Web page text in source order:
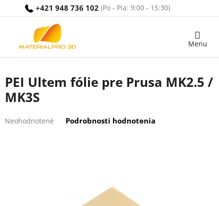
+421 948 736 102
Nákupný
PEI Ultem fólie pre Prusa MK2.5 /
MK3S
hodnotenie
Neohodnotené Podrobnosti hodnotenia